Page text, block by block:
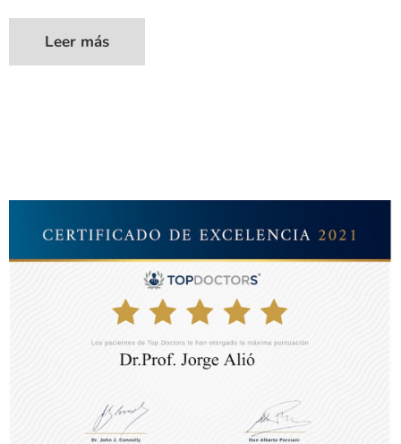
Leer más